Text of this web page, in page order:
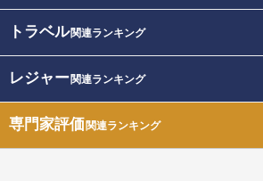
トラベル関連ランキング
レジャー関連ランキング
専門家評価関連ランキング